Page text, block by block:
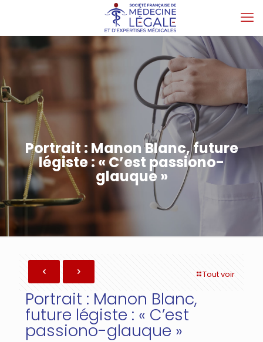
Portrait : Manon Blanc, future
légiste : « C’est passiono-
glauque »
Tout voir
Portrait : Manon Blanc,
future légiste : « C’est
passiono-glauque »